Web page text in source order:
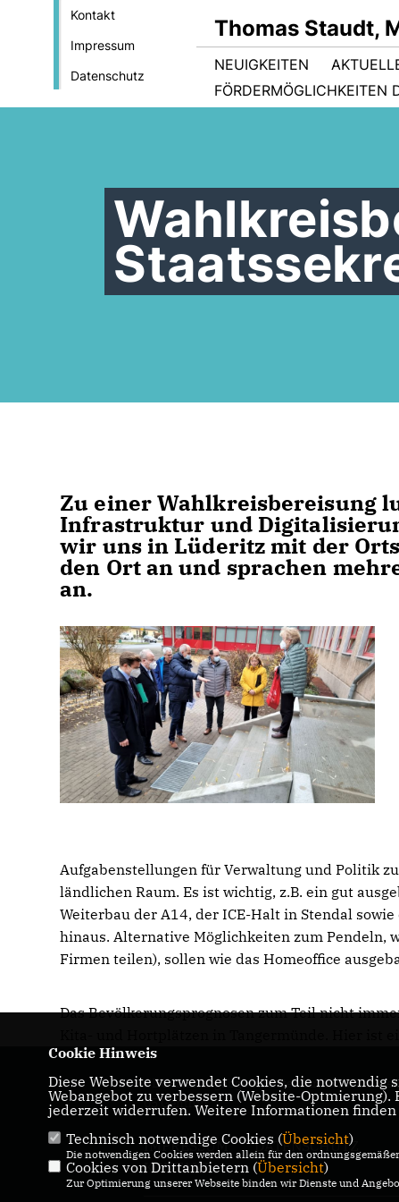
Kontakt
Impressum
Datenschutz
Thomas Staudt,
NEUIGKEITEN
FÖRDERMÖGLICHKEITEN
Zu einer Wahlkreisbereisung
Infrastruktur und
wir uns in Lüderitz mit der
den Ort an und sprachen
an.
Aufgabenstellungen für Verwaltung und Politik
ländlichen Raum. Es ist wichtig, z.B. ein gut
Weiterbau der A14, der ICE-Halt in Stendal
hinaus. Alternative Möglichkeiten zum Pendeln,
Firmen teilen), sollen wie das Homeoffice
Das Bevölkerungsprognosen zum Teil nicht
CDU-Landtagabgeordneter für den
05 Genthin
IMPRESSUM
DATENSCHUTZ
KONTAKT
Cookie Hinweis
Diese Webseite verwendet Cookies, die
Webangebot zu verbessern (Website-
jederzeit widerrufen. Weitere Informationen finden
Technisch notwendige Cookies (Übersicht)
Die notwendigen Cookies werden allein für den
Cookies von Drittanbietern (Übersicht)
Zur Optimierung unserer Webseite binden wir Dienste und